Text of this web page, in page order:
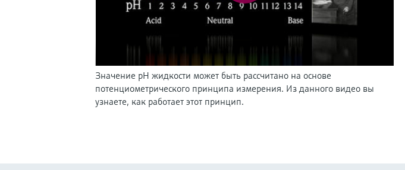
Значение pH жидкости может быть рассчитано на основе
потенциометрического принципа измерения. Из данного видео вы
узнаете, как работает этот принцип.